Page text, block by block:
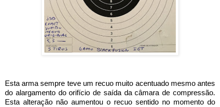
Esta arma sempre teve um recuo muito acentuado mesmo antes
do alargamento do orifício de saída da câmara de compressão.
Esta alteração não aumentou o recuo sentido no momento do